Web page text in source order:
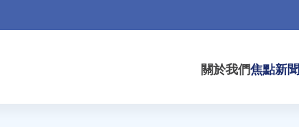
關於我們焦點新聞